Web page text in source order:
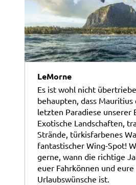
LeMorne
Es ist wohl nicht
behaupten, dass Mauritius
letzten Paradiese unserer
Exotische Landschaften,
Strände, türkisfarbenes
fantastischer Wing-Spot!
gerne, wann die richtige
euer Fahrkönnen und eure
Urlaubswünsche ist.